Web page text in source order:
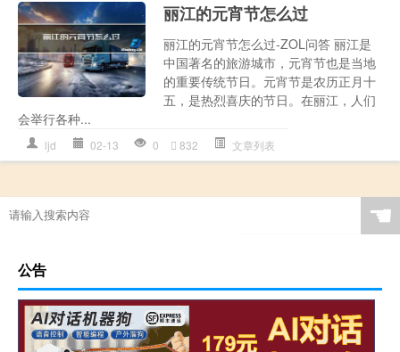
丽江的元宵节怎么过
丽江的元宵节怎么过-ZOL问答 丽江是
中国著名的旅游城市，元宵节也是当地
的重要传统节日。元宵节是农历正月十
五，是热烈喜庆的节日。在丽江，人们
会举行各种...
ljd 02-13 0 832 文章列表
☚
公告